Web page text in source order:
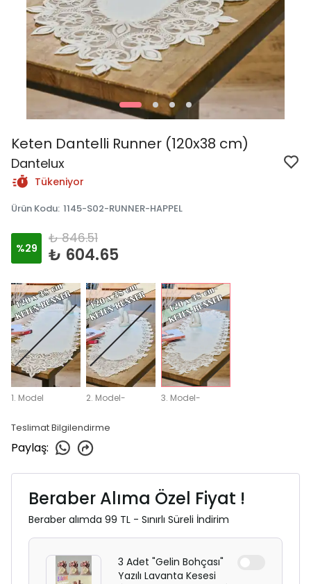
Keten Dantelli Runner (120x38 cm)
Dantelux
Tükeniyor
Ürün Kodu: 1145-S02-RUNNER-HAPPEL
%29
₺ 846.51
₺ 604.65
1. Model 2. Model- 3. Model-
Teslimat Bilgilendirme
Paylaş:
Beraber Alıma Özel Fiyat !
Beraber alımda 99 TL - Sınırlı Süreli İndirim
3 Adet "Gelin Bohçası"
Yazılı Lavanta Kesesi